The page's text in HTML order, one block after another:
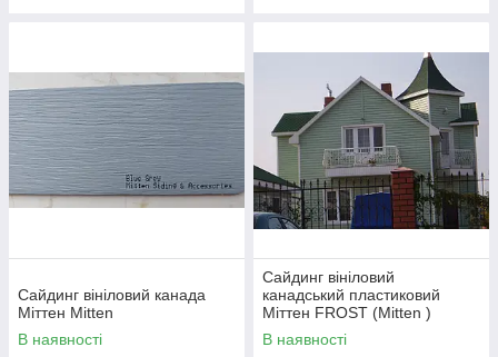
Сайдинг вініловий канада
Міттен Mitten
В наявності
Сайдинг вініловий
канадський пластиковий
Міттен FROST (Mitten )
В наявності